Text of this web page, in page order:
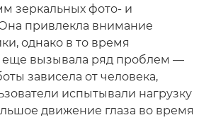
зеркальных фото- и
привлекла внимание
однако в то время
еще вызывала ряд проблем —
зависела от человека,
испытывали нагрузку
движение глаза во время